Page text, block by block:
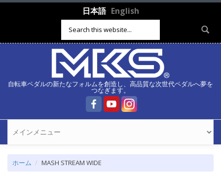
メインコンテンツに移動日本語 English
検索フォーム
自転車ペダルの新たなフォルムを創造し、高品質な次世代ペダルへ夢を
つなぎます。
ホーム MASH STREAM WIDE